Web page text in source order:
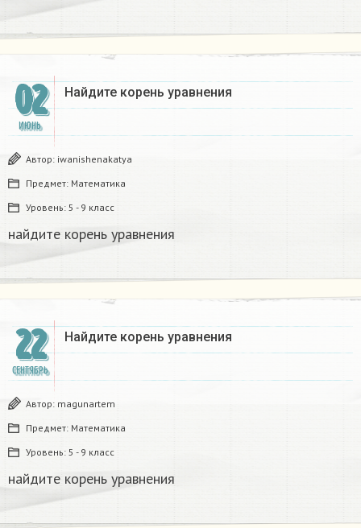
02
ИЮНЬ
Найдите корень уравнения​
Автор: iwanishenakatya
Предмет: Математика
Уровень: 5 - 9 класс
найдите корень уравнения​
22
СЕНТЯБРЬ
Найдите корень уравнения​
Автор: magunartem
Предмет: Математика
Уровень: 5 - 9 класс
найдите корень уравнения​